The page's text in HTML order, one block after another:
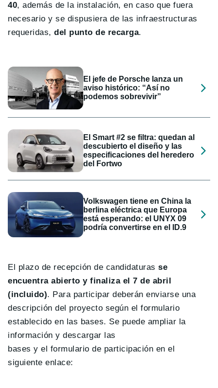
40, además de la instalación, en caso que fuera
necesario y se dispusiera de las infraestructuras
requeridas,del punto de recarga.
El jefe de Porsche lanza un
aviso histórico: “Así no
podemos sobrevivir”
El Smart #2 se filtra: quedan al
descubierto el diseño y las
especificaciones del heredero
del Fortwo
Volkswagen tiene en China la
berlina eléctrica que Europa
está esperando: el UNYX 09
podría convertirse en el ID.9
El plazo de recepción de candidaturasse
encuentra abierto y finaliza el 7 de abril
(incluido). Para participar deberán enviarse una
descripción del proyecto según el formulario
establecido en las bases. Se puede ampliar la
información y descargar las
bases y el formulario de participación en el
siguiente enlace: